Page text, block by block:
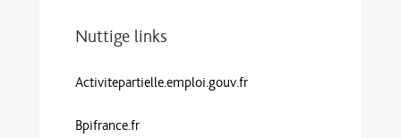
Nuttige links
Activitepartielle.emploi.gouv.fr
Bpifrance.fr